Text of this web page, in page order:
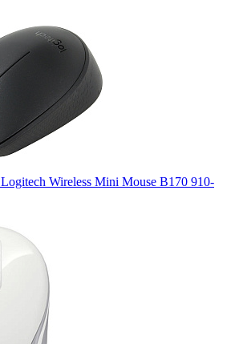
Wireless Mini Mouse B170 910-